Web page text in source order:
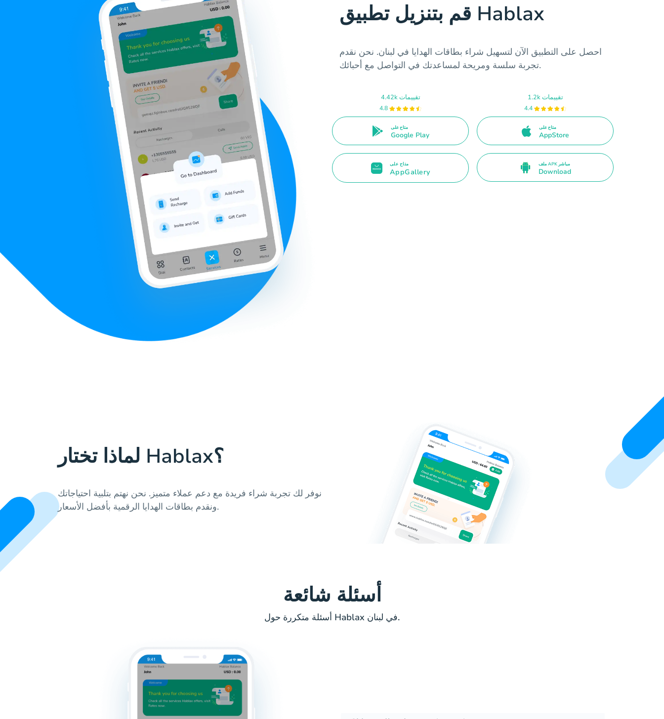
قم بتنزيل تطبيق Hablax
احصل على التطبيق الآن لتسهيل شراء بطاقات الهدايا في لبنان. نحن نقدم
تجربة سلسة ومريحة لمساعدتك في التواصل مع أحبائك.
4.42k تقييمات
4.8
متاح على
Google Play
1.2k تقييمات
4.4
متاح على
AppStore
متاح على
AppGallery
ملف APK مباشر
Download
لماذا تختار Hablax؟
نوفر لك تجربة شراء فريدة مع دعم عملاء متميز. نحن نهتم بتلبية احتياجاتك
ونقدم بطاقات الهدايا الرقمية بأفضل الأسعار.
أسئلة شائعة
أسئلة متكررة حول Hablax في لبنان.